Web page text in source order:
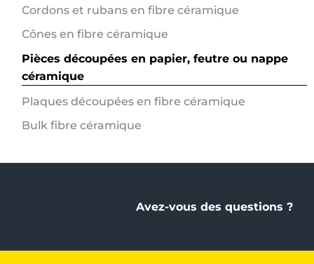
Cordons et rubans en fibre céramique
Cônes en fibre céramique
Pièces découpées en papier, feutre ou nappe
céramique
Plaques découpées en fibre céramique
Bulk fibre céramique
Avez-vous des questions ?